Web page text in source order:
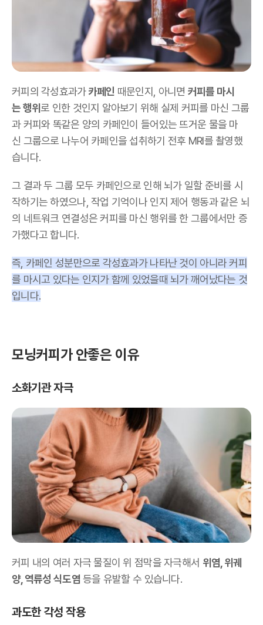
커피의 각성효과가카페인 때문인지, 아니면 커피를 마시
는 행위로 인한 것인지 알아보기 위해 실제 커피를 마신 그룹
과 커피와 똑같은 양의 카페인이 들어있는 뜨거운 물을 마
신 그룹으로 나누어 카페인을 섭취하기 전후 MRI를 촬영했
습니다.
그 결과 두 그룹 모두 카페인으로 인해 뇌가 일할 준비를 시
작하기는 하였으나, 작업 기억이나 인지 제어 행동과 같은 뇌
의 네트워크 연결성은 커피를 마신 행위를 한 그룹에서만 증
가했다고 합니다.
즉, 카페인 성분만으로 각성효과가 나타난 것이 아니라 커피
를 마시고 있다는 인지가 함께 있었을때 뇌가 깨어났다는 것
입니다.
모닝커피가 안좋은 이유
소화기관 자극
커피 내의 여러 자극 물질이 위 점막을 자극해서 위염, 위궤
양, 역류성 식도염 등을 유발할 수 있습니다.
과도한 각성 작용